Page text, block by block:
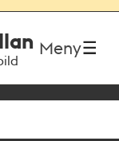
Meny